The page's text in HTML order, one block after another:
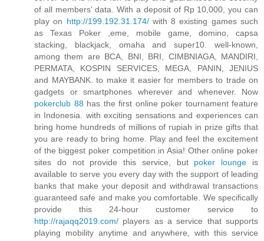
of all members' data. With a deposit of Rp 10,000, you can
play on http://199.192.31.174/with 8 existing games such
as Texas Poker ,eme, mobile game, domino, capsa
stacking, blackjack, omaha and super10. well-known,
among them are BCA, BNI, BRI, CIMBNIAGA, MANDIRI,
PERMATA, KOSPIN SERVICES, MEGA, PANIN, JENIUS
and MAYBANK. to make it easier for members to trade on
gadgets or smartphones wherever and whenever. Now
pokerclub 88 has the first online poker tournament feature
in Indonesia. with exciting sensations and experiences can
bring home hundreds of millions of rupiah in prize gifts that
you are ready to bring home. Play and feel the excitement
of the biggest poker competition in Asia! Other online poker
sites do not provide this service, but poker lounge is
available to serve you every day with the support of leading
banks that make your deposit and withdrawal transactions
guaranteed safe and make you comfortable. We specifically
provide this 24-hour customer service to
http://rajaqq2019.com/ players as a service that supports
playing mobility anytime and anywhere, with this service